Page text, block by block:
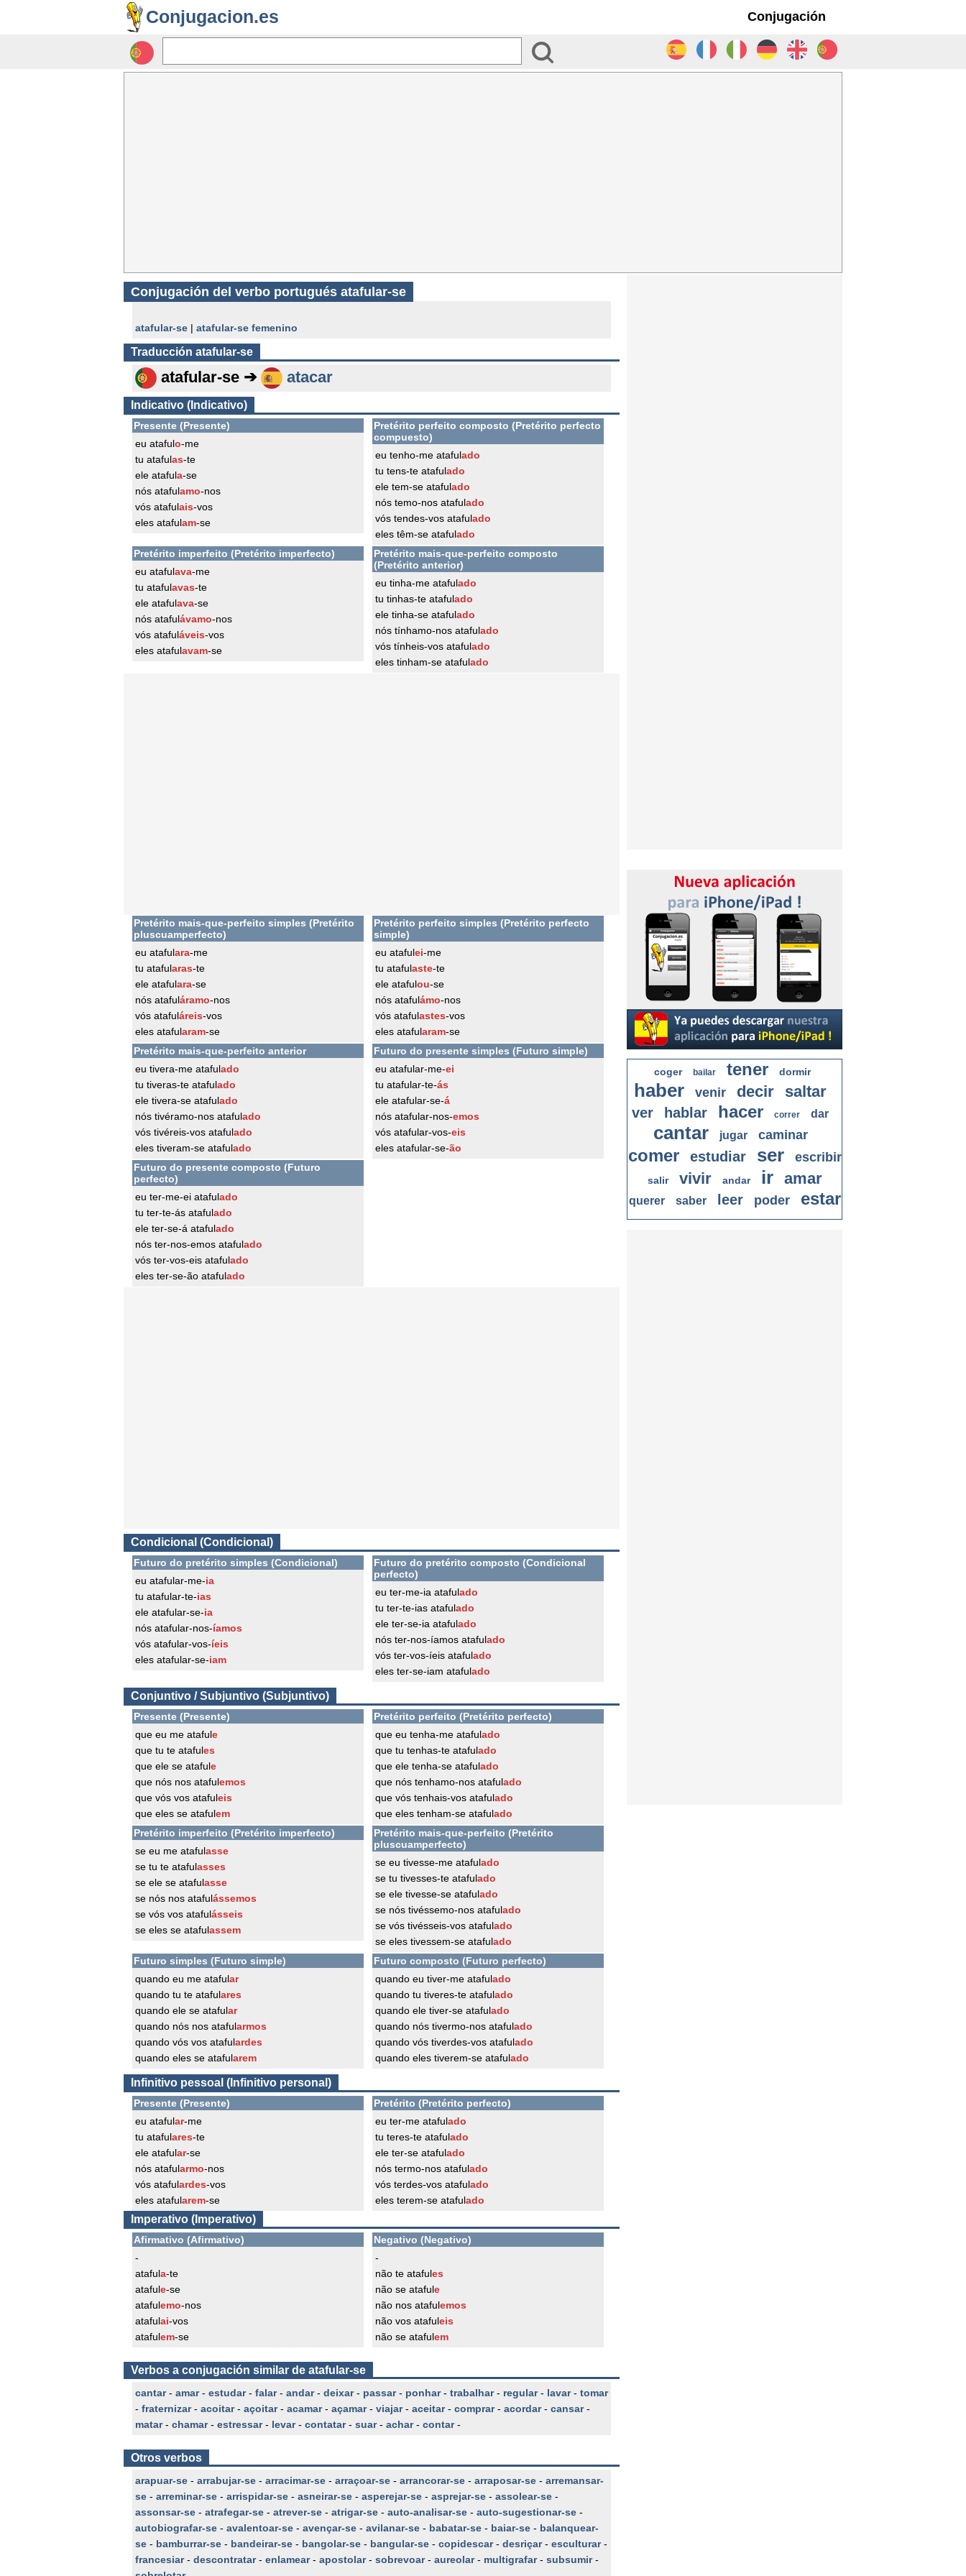
Conjugacion.es Conjugación
Conjugación del verbo portugués atafular-se
atafular-se | atafular-se femenino
Traducción atafular-se
atafular-se ➔ atacar
Indicativo (Indicativo)
Presente (Presente)
eu atafulo-me
tu atafulas-te
ele atafula-se
nós atafulamo-nos
vós atafulais-vos
eles atafulam-se
Pretérito perfeito composto (Pretérito perfecto
compuesto)
eu tenho-me atafulado
tu tens-te atafulado
ele tem-se atafulado
nós temo-nos atafulado
vós tendes-vos atafulado
eles têm-se atafulado
Pretérito imperfeito (Pretérito imperfecto)
eu atafulava-me
tu atafulavas-te
ele atafulava-se
nós atafulávamo-nos
vós atafuláveis-vos
eles atafulavam-se
Pretérito mais-que-perfeito composto
(Pretérito anterior)
eu tinha-me atafulado
tu tinhas-te atafulado
ele tinha-se atafulado
nós tínhamo-nos atafulado
vós tínheis-vos atafulado
eles tinham-se atafulado
Pretérito mais-que-perfeito simples (Pretérito
pluscuamperfecto)
eu atafulara-me
tu atafularas-te
ele atafulara-se
nós atafuláramo-nos
vós atafuláreis-vos
eles atafularam-se
Pretérito perfeito simples (Pretérito perfecto
simple)
eu atafulei-me
tu atafulaste-te
ele atafulou-se
nós atafulámo-nos
vós atafulastes-vos
eles atafularam-se
Pretérito mais-que-perfeito anterior
eu tivera-me atafulado
tu tiveras-te atafulado
ele tivera-se atafulado
nós tivéramo-nos atafulado
vós tivéreis-vos atafulado
eles tiveram-se atafulado
Futuro do presente simples (Futuro simple)
eu atafular-me-ei
tu atafular-te-ás
ele atafular-se-á
nós atafular-nos-emos
vós atafular-vos-eis
eles atafular-se-ão
Futuro do presente composto (Futuro
perfecto)
eu ter-me-ei atafulado
tu ter-te-ás atafulado
ele ter-se-á atafulado
nós ter-nos-emos atafulado
vós ter-vos-eis atafulado
eles ter-se-ão atafulado
Condicional (Condicional)
Futuro do pretérito simples (Condicional)
eu atafular-me-ia
tu atafular-te-ias
ele atafular-se-ia
nós atafular-nos-íamos
vós atafular-vos-íeis
eles atafular-se-iam
Futuro do pretérito composto (Condicional
perfecto)
eu ter-me-ia atafulado
tu ter-te-ias atafulado
ele ter-se-ia atafulado
nós ter-nos-íamos atafulado
vós ter-vos-íeis atafulado
eles ter-se-iam atafulado
Conjuntivo / Subjuntivo (Subjuntivo)
Presente (Presente)
que eu me atafule
que tu te atafules
que ele se atafule
que nós nos atafulemos
que vós vos atafuleis
que eles se atafulem
Pretérito perfeito (Pretérito perfecto)
que eu tenha-me atafulado
que tu tenhas-te atafulado
que ele tenha-se atafulado
que nós tenhamo-nos atafulado
que vós tenhais-vos atafulado
que eles tenham-se atafulado
Pretérito imperfeito (Pretérito imperfecto)
se eu me atafulasse
se tu te atafulasses
se ele se atafulasse
se nós nos atafulássemos
se vós vos atafulásseis
se eles se atafulassem
Pretérito mais-que-perfeito (Pretérito
pluscuamperfecto)
se eu tivesse-me atafulado
se tu tivesses-te atafulado
se ele tivesse-se atafulado
se nós tivéssemo-nos atafulado
se vós tivésseis-vos atafulado
se eles tivessem-se atafulado
Futuro simples (Futuro simple)
quando eu me atafular
quando tu te atafulares
quando ele se atafular
quando nós nos atafularmos
quando vós vos atafulardes
quando eles se atafularem
Futuro composto (Futuro perfecto)
quando eu tiver-me atafulado
quando tu tiveres-te atafulado
quando ele tiver-se atafulado
quando nós tivermo-nos atafulado
quando vós tiverdes-vos atafulado
quando eles tiverem-se atafulado
Infinitivo pessoal (Infinitivo personal)
Presente (Presente)
eu atafular-me
tu atafulares-te
ele atafular-se
nós atafularmo-nos
vós atafulardes-vos
eles atafularem-se
Pretérito (Pretérito perfecto)
eu ter-me atafulado
tu teres-te atafulado
ele ter-se atafulado
nós termo-nos atafulado
vós terdes-vos atafulado
eles terem-se atafulado
Imperativo (Imperativo)
Afirmativo (Afirmativo)
-
atafula-te
atafule-se
atafulemo-nos
atafulai-vos
atafulem-se
Negativo (Negativo)
-
não te atafules
não se atafule
não nos atafulemos
não vos atafuleis
não se atafulem
Verbos a conjugación similar de atafular-se
cantar- amar- estudar- falar- andar- deixar- passar- ponhar- trabalhar- regular- lavar- tomar
- fraternizar- acoitar- açoitar- acamar- açamar- viajar- aceitar- comprar- acordar- cansar-
matar- chamar- estressar- levar- contatar- suar- achar- contar-
Otros verbos
arapuar-se - arrabujar-se - arracimar-se - arraçoar-se - arrancorar-se - arraposar-se - arremansar-
se - arreminar-se - arrispidar-se - asneirar-se - asperejar-se - asprejar-se - assolear-se -
assonsar-se - atrafegar-se - atrever-se - atrigar-se - auto-analisar-se - auto-sugestionar-se -
autobiografar-se - avalentoar-se - avençar-se - avilanar-se - babatar-se - baiar-se - balanquear-
se - bamburrar-se - bandeirar-se - bangolar-se - bangular-se - copidescar- desriçar- esculturar-
francesiar- descontratar- enlamear- apostolar- sobrevoar- aureolar- multigrafar- subsumir-
coger bailar tener dormir
haber venir decir saltar
ver hablar hacer correr dar
cantar jugar caminar
comer estudiar ser escribir
salir vivir andar ir amar
querer saber leer poder estar